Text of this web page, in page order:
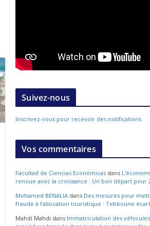
Suivez-nous
Inscrivez-vous pour recevoir des notifications
Vos commentaires
Facultad de Ciencias Económicas dans
renoue avec la croissance : Un bon départ pour
Mohamed BENALIA dans Des mesures pour
fraude à l’allocation touristique : Tebboune
Mahdi Mahdi dans Immatriculation des véhicules